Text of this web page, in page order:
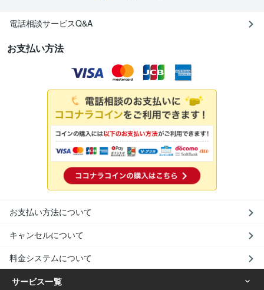
電話相談サービスQ&A
お支払い方法
お支払い方法について
キャンセルについて
料金システムについて